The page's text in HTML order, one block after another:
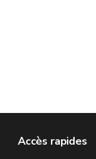
Accès rapides